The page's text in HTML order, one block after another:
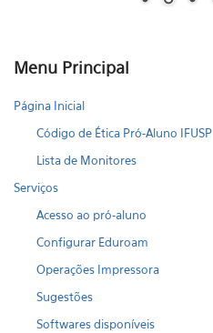
Menu Principal
Página Inicial
Código de Ética Pró-Aluno IFUSP
Lista de Monitores
Serviços
Acesso ao pró-aluno
Configurar Eduroam
Operações Impressora
Sugestões
Softwares disponíveis